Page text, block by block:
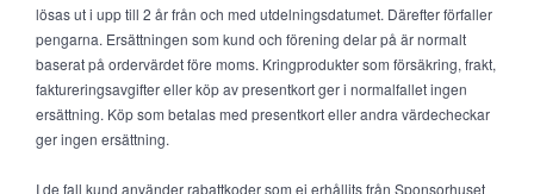
lösas ut i upp till 2 år från och med utdelningsdatumet. Därefter förfaller
pengarna. Ersättningen som kund och förening delar på är normalt
baserat på ordervärdet före moms. Kringprodukter som försäkring, frakt,
faktureringsavgifter eller köp av presentkort ger i normalfallet ingen
ersättning. Köp som betalas med presentkort eller andra värdecheckar
ger ingen ersättning.
I de fall kund använder rabattkoder som ej erhållits från Sponsorhuset